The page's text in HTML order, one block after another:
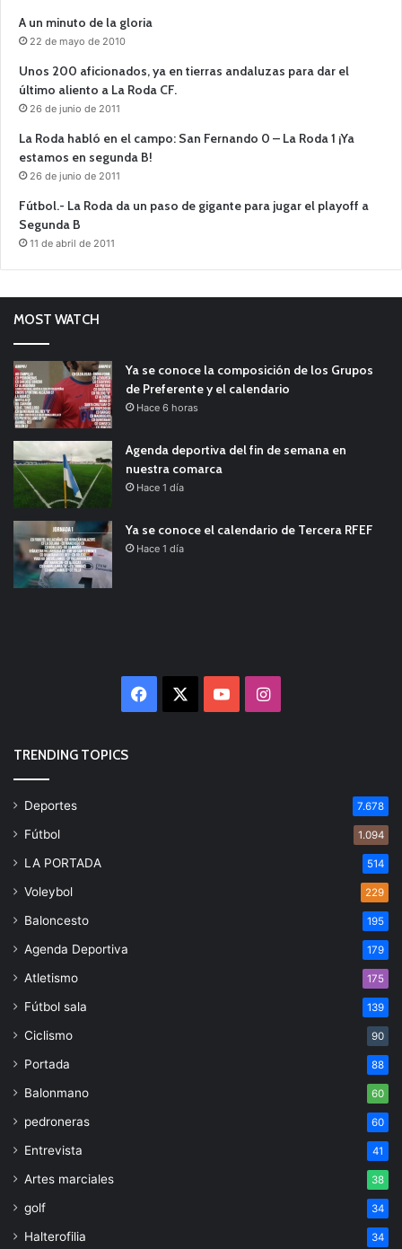
A un minuto de la gloria
22 de mayo de 2010
Unos 200 aficionados, ya en tierras andaluzas para dar el
último aliento a La Roda CF.
26 de junio de 2011
La Roda habló en el campo: San Fernando 0 – La Roda 1 ¡Ya
estamos en segunda B!
26 de junio de 2011
Fútbol.- La Roda da un paso de gigante para jugar el playoff a
Segunda B
11 de abril de 2011
MOST WATCH
Ya se conoce la composición de los Grupos
de Preferente y el calendario
Hace 6 horas
Agenda deportiva del fin de semana en
nuestra comarca
Hace 1 día
Ya se conoce el calendario de Tercera RFEF
Hace 1 día
Facebook YouTubeInstagram
TRENDING TOPICS
Deportes 7.678
Fútbol 1.094
LA PORTADA 514
Voleybol 229
Baloncesto 195
Agenda Deportiva 179
Atletismo 175
Fútbol sala 139
Ciclismo 90
Portada 88
Balonmano 60
pedroneras 60
Entrevista 41
Artes marciales 38
golf 34
Halterofilia 34